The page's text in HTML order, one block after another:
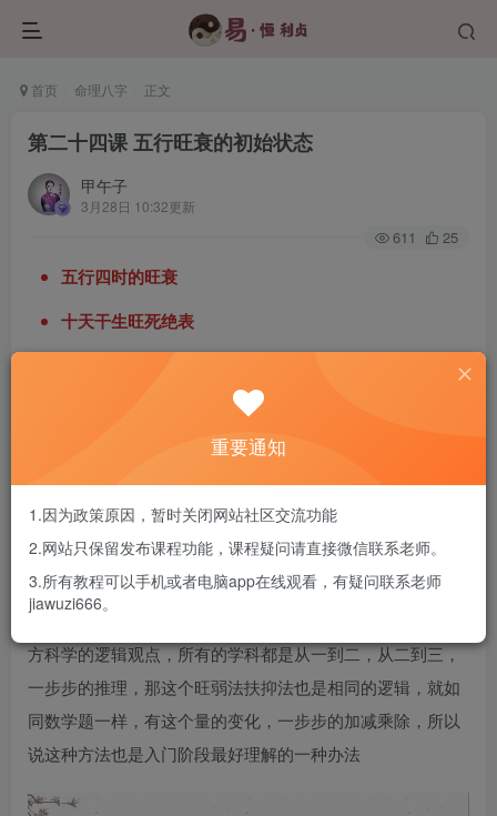
首页 命理八字 正文
第二十四课 五行旺衰的初始状态
甲午子
3月28日 10:32更新
611 25
五行四时的旺衰
十天干生旺死绝表
大家好，我是甲午子，前面的课程中，都是一直在讲一些基
础知识，从今天的课程开始，我们正式开始讲这个批八字的
主流方法，那第一个方法和视角就是这个旺弱扶抑法，在前
面这个多视角分析方法这一课也大致的介绍了一下这种批断
方法，这种方法也是当今比较流行的方法， 为什么呢？因为
逻辑性比较强，咱们现代社会呢，以科技发展为主，科学为
主，可以说在听课的所有学员包括我从小受到的都是这种西
方科学的逻辑观点，所有的学科都是从一到二，从二到三，
一步步的推理，那这个旺弱法扶抑法也是相同的逻辑，就如
同数学题一样，有这个量的变化，一步步的加减乘除，所以
说这种方法也是入门阶段最好理解的一种办法
重要通知
1.因为政策原因，暂时关闭网站社区交流功能
2.网站只保留发布课程功能，课程疑问请直接微信联系老师。
3.所有教程可以手机或者电脑app在线观看，有疑问联系老师
jiawuzi666。